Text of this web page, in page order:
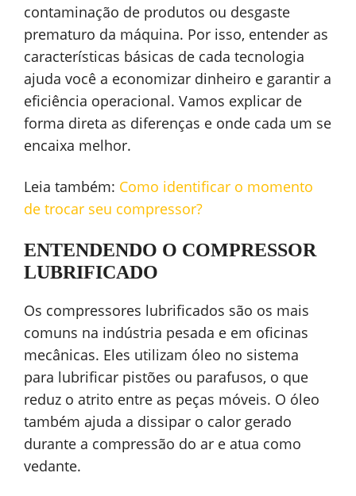
contaminação de produtos ou desgaste
prematuro da máquina. Por isso, entender as
características básicas de cada tecnologia
ajuda você a economizar dinheiro e garantir a
eficiência operacional. Vamos explicar de
forma direta as diferenças e onde cada um se
encaixa melhor.
Leia também: Como identificar o momento
de trocar seu compressor?
ENTENDENDO O COMPRESSOR
LUBRIFICADO
Os compressores lubrificados são os mais
comuns na indústria pesada e em oficinas
mecânicas. Eles utilizam óleo no sistema
para lubrificar pistões ou parafusos, o que
reduz o atrito entre as peças móveis. O óleo
também ajuda a dissipar o calor gerado
durante a compressão do ar e atua como
vedante.